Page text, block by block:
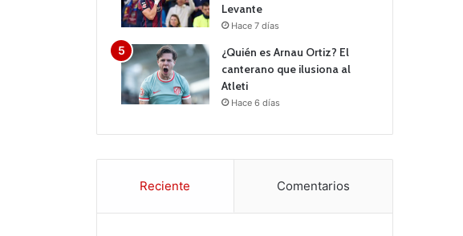
Levante
Hace 7 días
¿Quién es Arnau Ortiz? El
canterano que ilusiona al
Atleti
Hace 6 días
Reciente Comentarios